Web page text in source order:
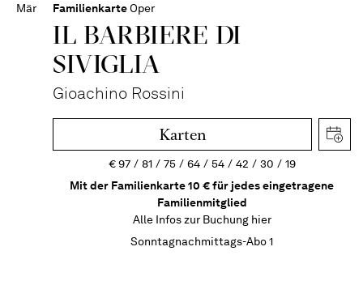
Mär FamilienkarteOper
IL BARBIERE DI
SIVIGLIA
Gioachino Rossini
Karten
€97 81 75 64 54 42 30
19
Mit der Familienkarte 10 € für jedes eingetragene
Familienmitglied
Alle Infos zur Buchung hier
Sonntagnachmittags-Abo 1